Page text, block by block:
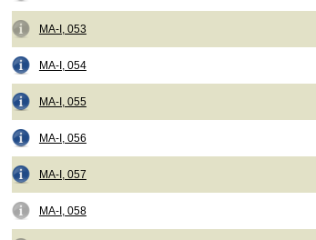
MA-I, 053
MA-I, 054
MA-I, 055
MA-I, 056
MA-I, 057
MA-I, 058